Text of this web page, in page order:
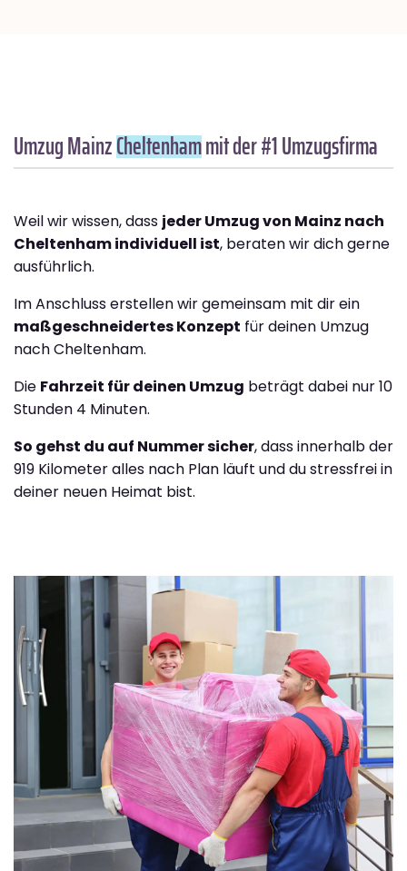
Umzug MainzCheltenhammit der #1 Umzugsfirma
Weil wir wissen, dass jeder Umzug von Mainz nach
Cheltenham individuell ist, beraten wir dich gerne
ausführlich.
Im Anschluss erstellen wir gemeinsam mit dir ein
maßgeschneidertes Konzept für deinen Umzug
nach Cheltenham.
Die Fahrzeit für deinen Umzug beträgt dabei nur 10
Stunden 4 Minuten.
So gehst du auf Nummer sicher, dass innerhalb der
919 Kilometer alles nach Plan läuft und du stressfrei in
deiner neuen Heimat bist.